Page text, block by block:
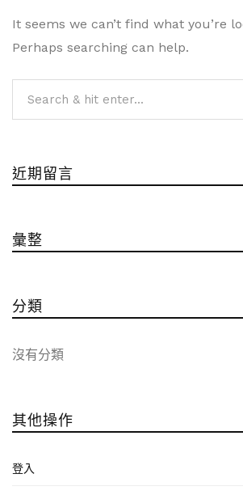
It seems we can’t find what you’re
Perhaps searching can help.
近期留言
彙整
分類
沒有分類
其他操作
登入